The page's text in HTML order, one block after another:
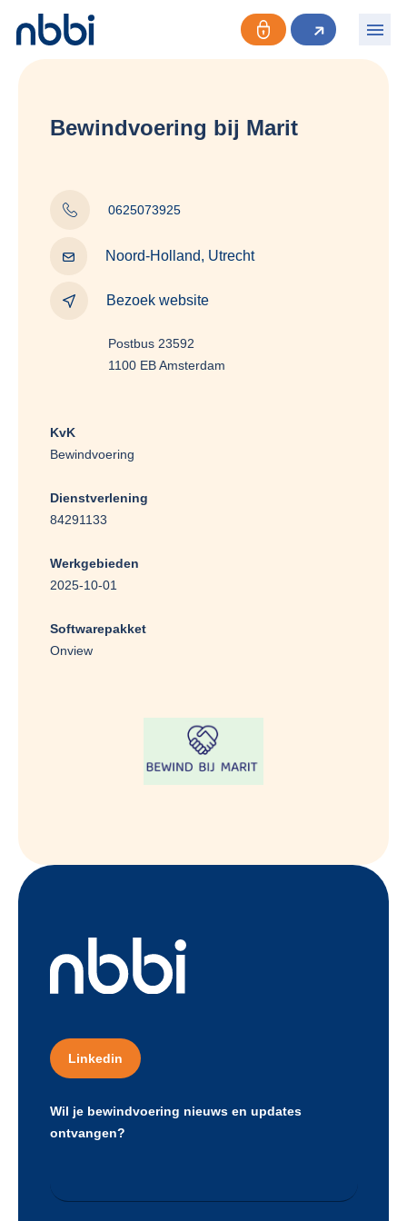
Bewindvoering bij Marit
0625073925
Noord-Holland, Utrecht
Bezoek website
Postbus 23592
1100 EB Amsterdam
KvK
Bewindvoering
Dienstverlening
84291133
Werkgebieden
2025-10-01
Softwarepakket
Onview
Linkedin
Wil je bewindvoering nieuws en updates
ontvangen?